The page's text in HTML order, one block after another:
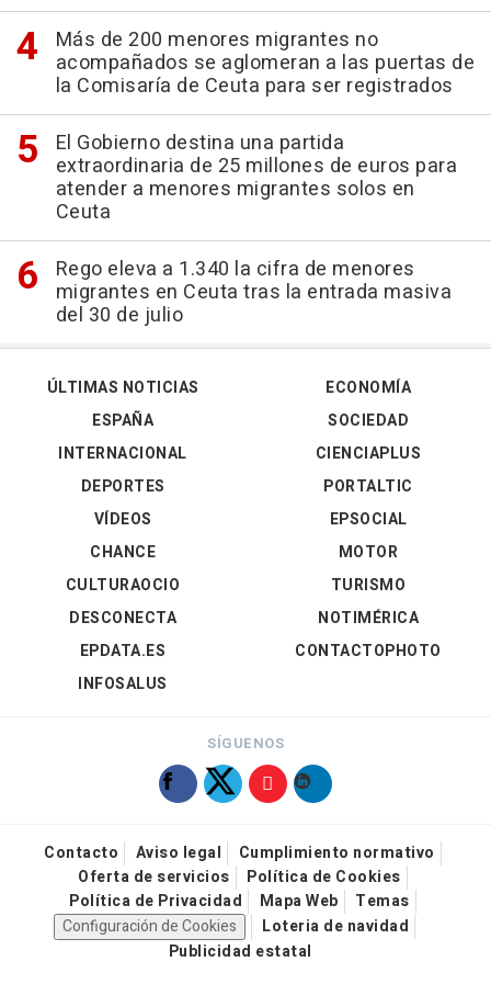
Más de 200 menores migrantes no
acompañados se aglomeran a las puertas de
la Comisaría de Ceuta para ser registrados
El Gobierno destina una partida
extraordinaria de 25 millones de euros para
atender a menores migrantes solos en
Ceuta
Rego eleva a 1.340 la cifra de menores
migrantes en Ceuta tras la entrada masiva
del 30 de julio
ÚLTIMAS NOTICIAS
ESPAÑA
INTERNACIONAL
DEPORTES
VÍDEOS
ECONOMÍA
SOCIEDAD
CIENCIAPLUS
PORTALTIC
EPSOCIAL
CHANCE
CULTURAOCIO
DESCONECTA
EPDATA.ES
INFOSALUS
MOTOR
TURISMO
NOTIMÉRICA
CONTACTOPHOTO
SÍGUENOS
Contacto Aviso legal
Cumplimiento normativo
Oferta de servicios
Política de Cookies
Política de Privacidad
Mapa Web
Temas
Configuración de Cookies
Loteria de navidad
Publicidad estatal